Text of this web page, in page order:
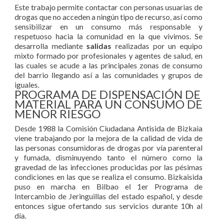
Este trabajo permite contactar con personas usuarias de
drogas que no acceden a ningún tipo de recurso, así como
sensibilizar en un consumo más responsable y
respetuoso hacia la comunidad en la que vivimos. Se
desarrolla mediantesalidas realizadas por un equipo
mixto formado por profesionales y agentes de salud, en
las cuales se acude a las principales zonas de consumo
del barrio llegando así a las comunidades y grupos de
iguales.
PROGRAMA DE DISPENSACIÓN DE
MATERIAL PARA UN CONSUMO DE
MENOR RIESGO
Desde 1988 la Comisión Ciudadana Antisida de Bizkaia
viene trabajando por la mejora de la calidad de vida de
las personas consumidoras de drogas por vía parenteral
y fumada, disminuyendo tanto el número como la
gravedad de las infecciones producidas por las pésimas
condiciones en las que se realiza el consumo. Bizkaisida
puso en marcha en Bilbao el 1er Programa de
Intercambio de Jeringuillas del estado español, y desde
entonces sigue ofertando sus servicios durante 10h al
día.